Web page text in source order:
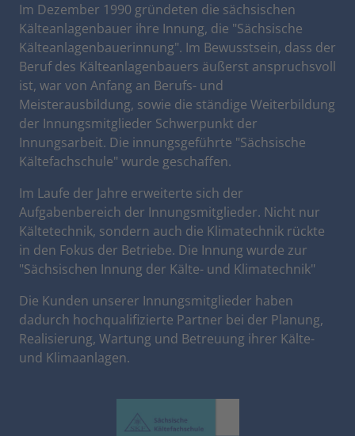
Im Dezember 1990 gründeten die sächsischen
Kälteanlagenbauer ihre Innung, die "Sächsische
Kälteanlagenbauerinnung". Im Bewusstsein, dass der
Beruf des Kälteanlagenbauers äußerst anspruchsvoll
ist, war von Anfang an Berufs- und
Meisterausbildung, sowie die ständige Weiterbildung
der Innungsmitglieder Schwerpunkt der
Innungsarbeit. Die innungsgeführte "Sächsische
Kältefachschule" wurde geschaffen.
Im Laufe der Jahre erweiterte sich der
Aufgabenbereich der Innungsmitglieder. Nicht nur
Kältetechnik, sondern auch die Klimatechnik rückte
in den Fokus der Betriebe. Die Innung wurde zur
"Sächsischen Innung der Kälte- und Klimatechnik"
Die Kunden unserer Innungsmitglieder haben
dadurch hochqualifizierte Partner bei der Planung,
Realisierung, Wartung und Betreuung ihrer Kälte-
und Klimaanlagen.